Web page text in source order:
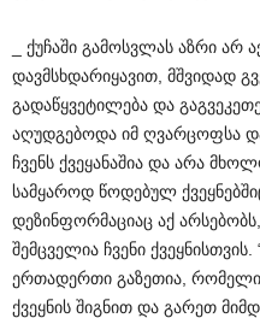
_ ქუჩაში გამოსვლას აზრი არ
დავმსხდარიყავით, მშვიდად
გადაწყვეტილება და
აღუდგებოდა იმ ღვარცოფსა
ჩვენს ქვეყანაშია და არა
სამყაროდ წოდებულ
დეზინფორმაციაც აქ
შემცველია ჩვენი
ერთადერთი გაზეთია,
ქვეყნის შიგნით და გარეთ